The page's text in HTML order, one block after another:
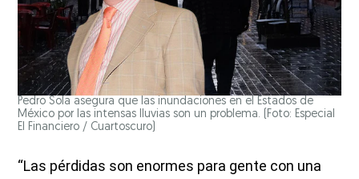
Pedro Sola asegura que las inundaciones en el Estados de
México por las intensas lluvias son un problema. (Foto: Especial
El Financiero / Cuartoscuro)
“Las pérdidas son enormes para gente con una